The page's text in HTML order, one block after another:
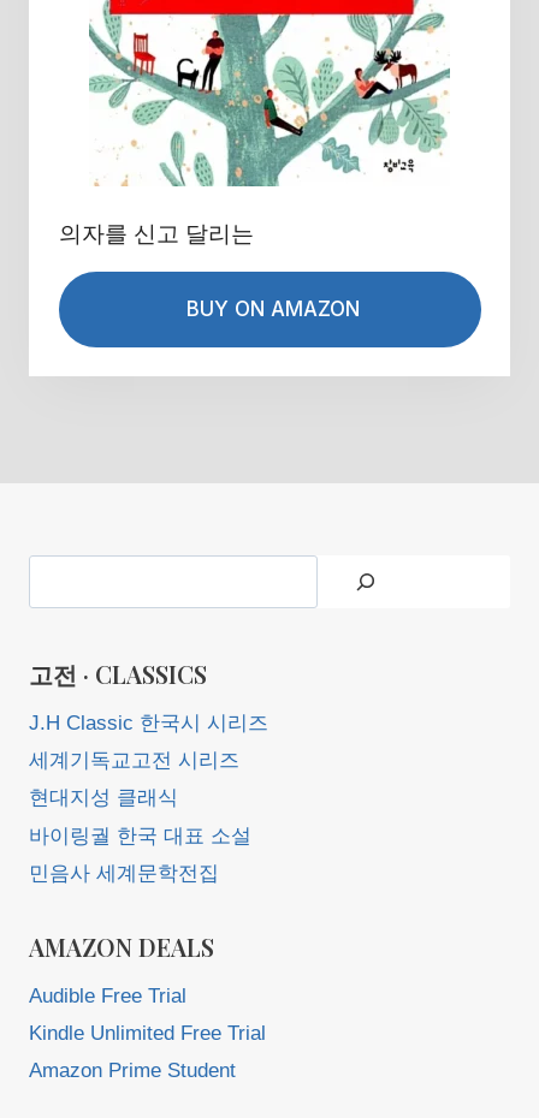
의자를 신고 달리는
BUY ON AMAZON
고전 · CLASSICS
J.H Classic 한국시 시리즈
세계기독교고전 시리즈
현대지성 클래식
바이링궐 한국 대표 소설
민음사 세계문학전집
AMAZON DEALS
Audible Free Trial
Kindle Unlimited Free Trial
Amazon Prime Student